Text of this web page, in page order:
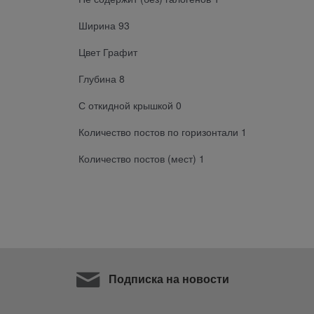
Ширина 93
Цвет Графит
Глубина 8
С откидной крышкой 0
Количество постов по горизонтали 1
Количество постов (мест) 1
Подписка на новости